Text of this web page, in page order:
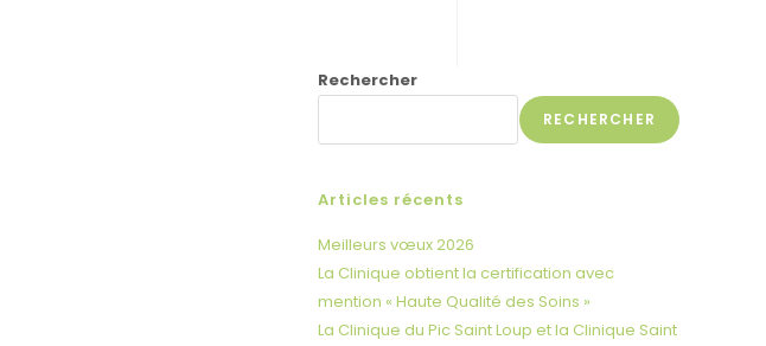
Rechercher
RECHERCHER
Articles récents
Meilleurs vœux 2026
La Clinique obtient la certification avec
mention « Haute Qualité des Soins »
La Clinique du Pic Saint Loup et la Clinique Saint